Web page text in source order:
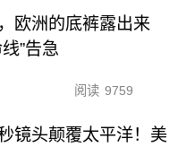
欧洲的底裤露出来
”告急
阅读 9759
镜头颠覆太平洋！美